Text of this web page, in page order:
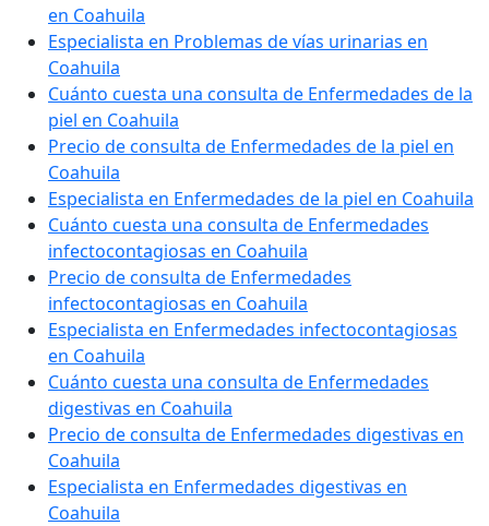
en Coahuila
Especialista en Problemas de vías urinarias en
Coahuila
Cuánto cuesta una consulta de Enfermedades de la
piel en Coahuila
Precio de consulta de Enfermedades de la piel en
Coahuila
Especialista en Enfermedades de la piel en Coahuila
Cuánto cuesta una consulta de Enfermedades
infectocontagiosas en Coahuila
Precio de consulta de Enfermedades
infectocontagiosas en Coahuila
Especialista en Enfermedades infectocontagiosas
en Coahuila
Cuánto cuesta una consulta de Enfermedades
digestivas en Coahuila
Precio de consulta de Enfermedades digestivas en
Coahuila
Especialista en Enfermedades digestivas en
Coahuila